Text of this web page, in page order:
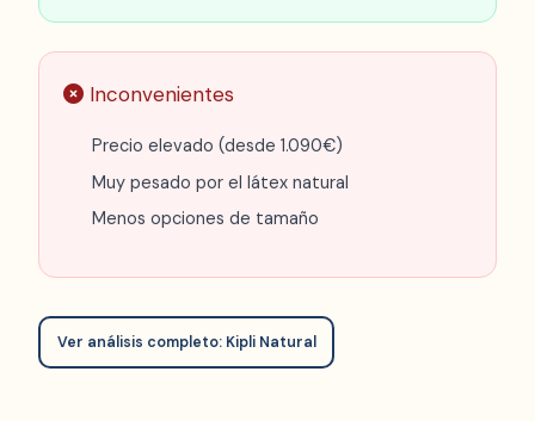
Inconvenientes
Precio elevado (desde 1.090€)
Muy pesado por el látex natural
Menos opciones de tamaño
Ver análisis completo: Kipli Natural